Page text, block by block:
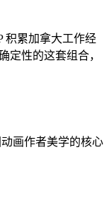
积累加拿大工作经
定性的这套组合，
画作者美学的核心